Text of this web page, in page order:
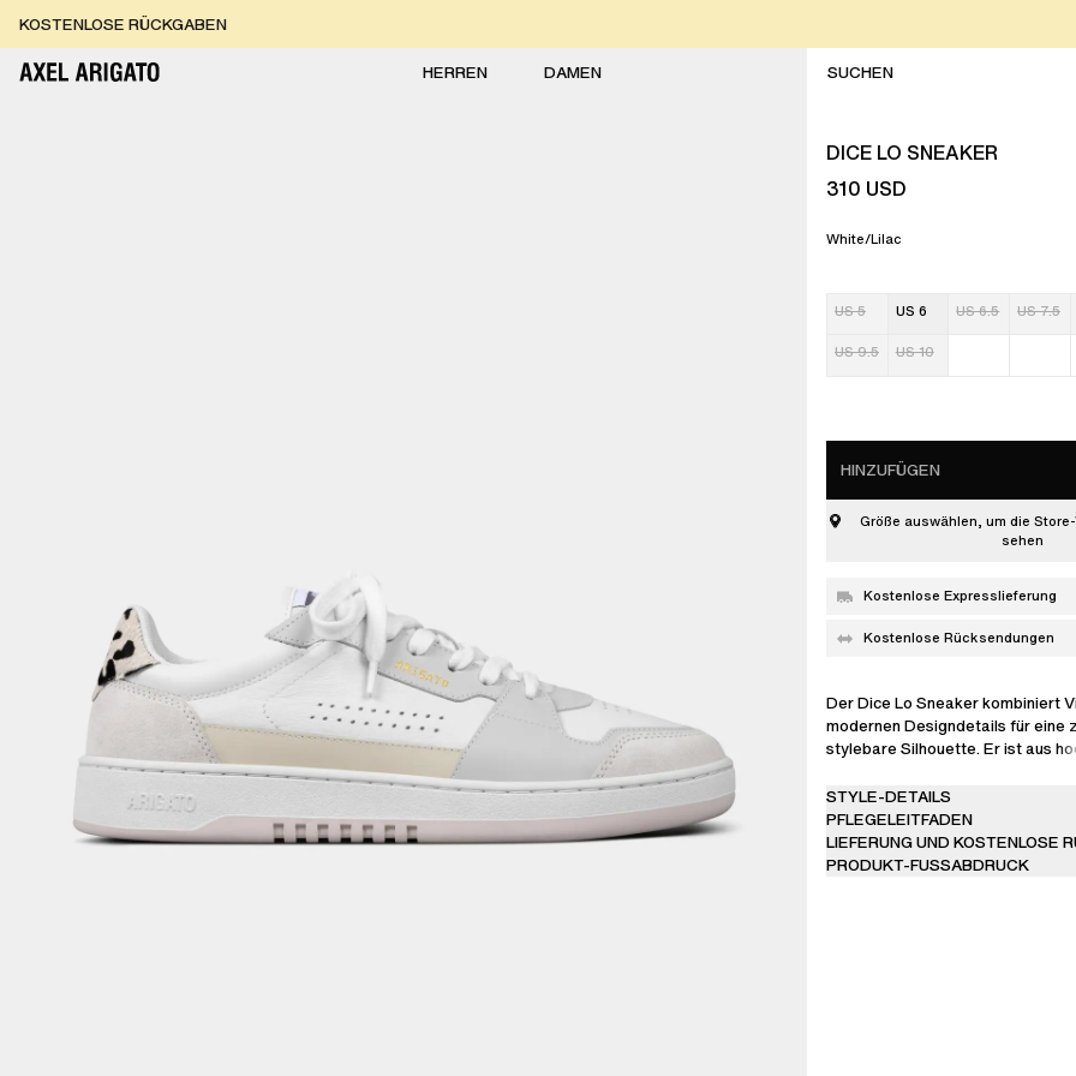
Zum Inhalt springen
KOSTENLOSE RÜCKGABEN
KOSTENLOSE EXPRESSLIEFERUNG
HERREN
DAMEN
DICE LO SNEAKER
310 USD
White/Lilac
US 5 US 6 US 6.5 US 7.5
US 9.5 US 10
HINZUFÜGEN
Größe auswählen, um die
sehen
Kostenlose Expresslieferung
Kostenlose Rücksendungen
Der Dice Lo Sneaker kombiniert
modernen Designdetails für eine
stylebare Silhouette. Er ist aus
hat ein aus Einsätzen erstelltes
Perforationen und einem Gold-
STYLE-DETAILS
PFLEGELEITFADEN
LIEFERUNG UND KOSTENLOSE
PRODUKT-FUSSABDRUCK